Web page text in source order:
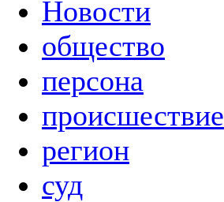
Новости
общество
персона
происшествие
регион
суд